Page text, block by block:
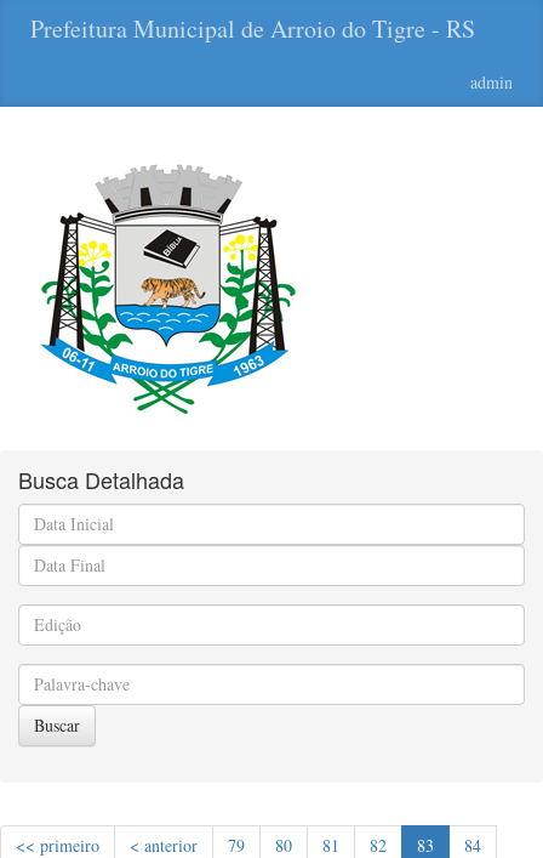
Prefeitura Municipal de Arroio do Tigre - RS
admin
Busca Detalhada
Buscar
<< primeiro < anterior 79 80 81 82 83
84